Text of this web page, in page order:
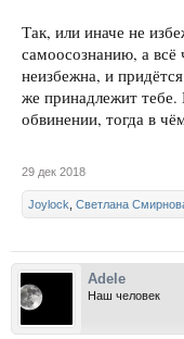
Так, или иначе не
самоосознанию, а всё
неизбежна, и
же принадлежит
обвинении, тогда в
29 дек 2018
Joylock Светлана
Adele
Наш человек